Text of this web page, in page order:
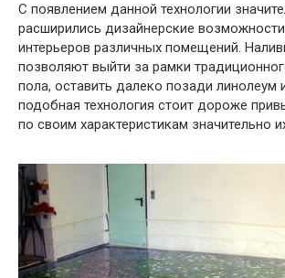
С появлением данной технологии
расширились дизайнерские
интерьеров различных помещений.
позволяют выйти за рамки
пола, оставить далеко позади линолеум
подобная технология стоит дороже
по своим характеристикам значительно